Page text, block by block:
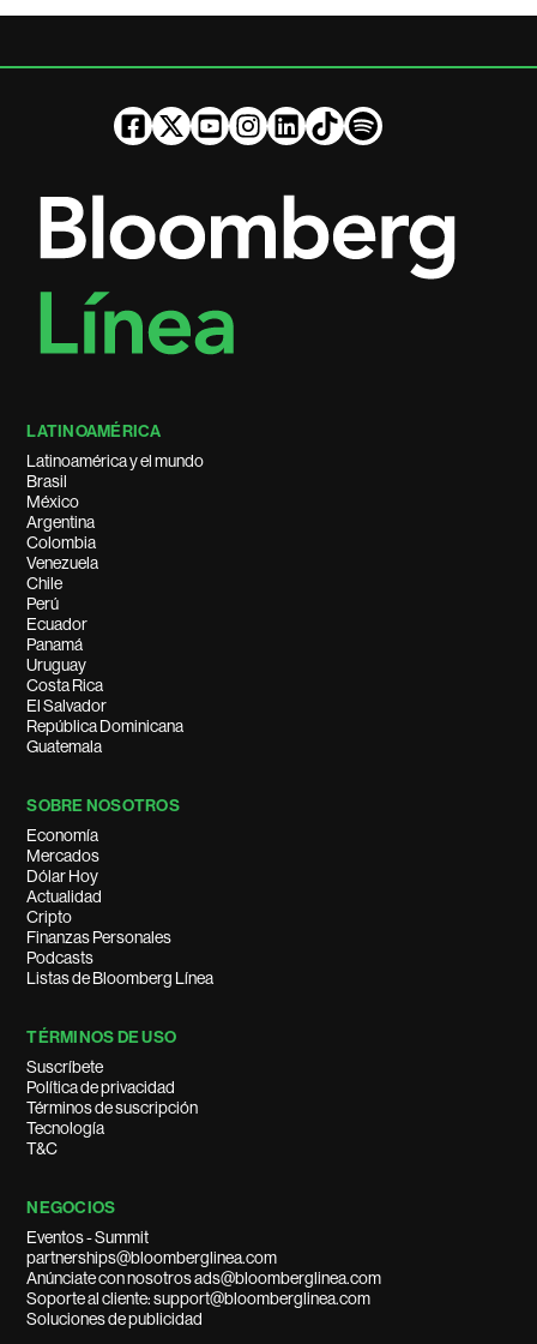
LATINOAMÉRICA
Latinoamérica y el mundo
Brasil
México
Argentina
Colombia
Venezuela
Chile
Perú
Ecuador
Panamá
Uruguay
Costa Rica
El Salvador
República Dominicana
Guatemala
SOBRE NOSOTROS
Economía
Mercados
Dólar Hoy
Actualidad
Cripto
Finanzas Personales
Podcasts
Listas de Bloomberg Línea
TÉRMINOS DE USO
Suscríbete
Política de privacidad
Términos de suscripción
Tecnología
T&C
NEGOCIOS
Eventos - Summit
partnerships@bloomberglinea.com
Anúnciate con nosotros ads@bloomberglinea.com
Soporte al cliente: support@bloomberglinea.com
Soluciones de publicidad